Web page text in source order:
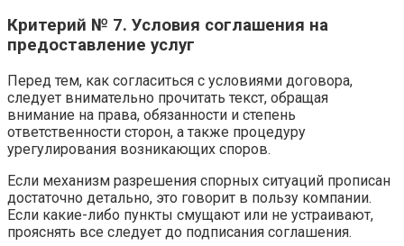
Критерий № 7. Условия соглашения на
предоставление услуг
Перед тем, как согласиться с условиями договора,
следует внимательно прочитать текст, обращая
внимание на права, обязанности и степень
ответственности сторон, а также процедуру
урегулирования возникающих споров.
Если механизм разрешения спорных ситуаций прописан
достаточно детально, это говорит в пользу компании.
Если какие-либо пункты смущают или не устраивают,
прояснять все следует до подписания соглашения.